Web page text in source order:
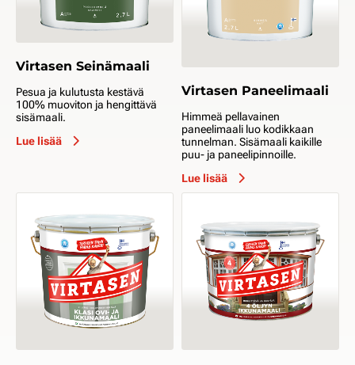
Virtasen Seinämaali
Pesua ja kulutusta kestävä
100% muoviton ja hengittävä
sisämaali.
Lue lisää
Virtasen Paneelimaali
Himmeä pellavainen
paneelimaali luo kodikkaan
tunnelman. Sisämaali kaikille
puu- ja paneelipinnoille.
Lue lisää